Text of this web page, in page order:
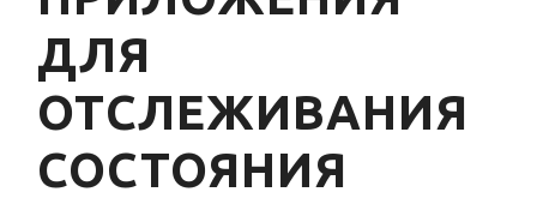
ДЛЯ
ОТСЛЕЖИВАНИЯ
СОСТОЯНИЯ